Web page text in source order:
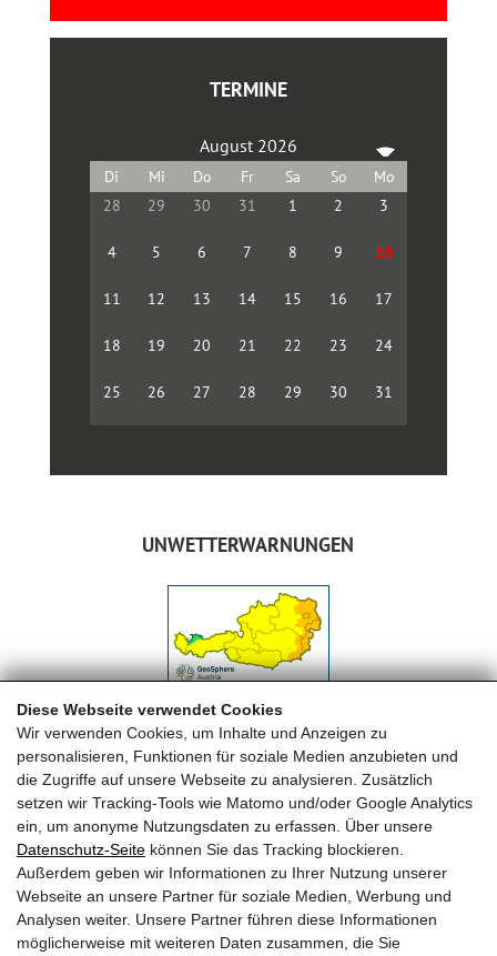
Diese Webseite verwendet Cookies
Wir verwenden Cookies, um Inhalte und Anzeigen zu
personalisieren, Funktionen für soziale Medien anzubieten und
die Zugriffe auf unsere Webseite zu analysieren. Zusätzlich
setzen wir Tracking-Tools wie Matomo und/oder Google Analytics
ein, um anonyme Nutzungsdaten zu erfassen. Über unsere
Datenschutz-Seite können Sie das Tracking blockieren.
Außerdem geben wir Informationen zu Ihrer Nutzung unserer
Webseite an unsere Partner für soziale Medien, Werbung und
Analysen weiter. Unsere Partner führen diese Informationen
möglicherweise mit weiteren Daten zusammen, die Sie
TERMINE
August 2026
28 29 30 31 1 2 3
4 5 6 7 8 9 10
11 12 13 14 15 16 17
18 19 20 21 22 23 24
25 26 27 28 29 30 31
UNWETTERWARNUNGEN
FREIWILLIGE FEUERWEHR MAISHOFEN
OFK HBI Michael Auböck
OFK Stv. OBI Herbert Huber